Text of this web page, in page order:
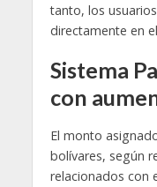
tanto, los
directamente en
Sistema
con
El monto
bolívares, según
relacionados con